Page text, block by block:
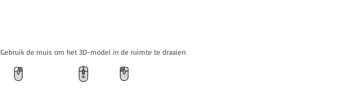
Gebruik de muis om het 3D-model in de ruimte te draaien